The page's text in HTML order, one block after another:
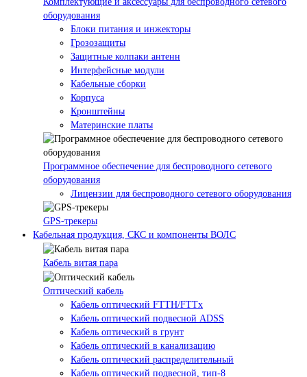
оборудования
Блоки питания и инжекторы
Грозозащиты
Защитные колпаки антенн
Интерфейсные модули
Кабельные сборки
Корпуса
Кронштейны
Материнские платы
Программное обеспечение для беспроводного сетевого
оборудования
Лицензии для беспроводного сетевого оборудования
GPS-трекеры
Кабельная продукция, СКС и компоненты ВОЛС
Кабель витая пара
Оптический кабель
Кабель оптический FTTH/FTTx
Кабель оптический подвесной ADSS
Кабель оптический в грунт
Кабель оптический в канализацию
Кабель оптический распределительный
Кабель оптический подвесной, тип-8